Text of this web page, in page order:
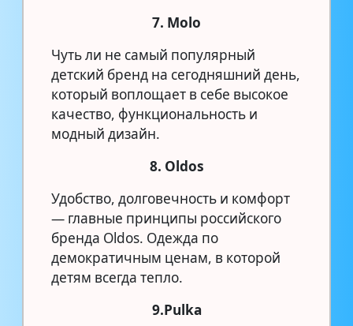
7. Molo
Чуть ли не самый популярный
детский бренд на сегодняшний день,
который воплощает в себе высокое
качество, функциональность и
модный дизайн.
8. Oldos
Удобство, долговечность и комфорт
— главные принципы российского
бренда Oldos. Одежда по
демократичным ценам, в которой
детям всегда тепло.
9.Pulka